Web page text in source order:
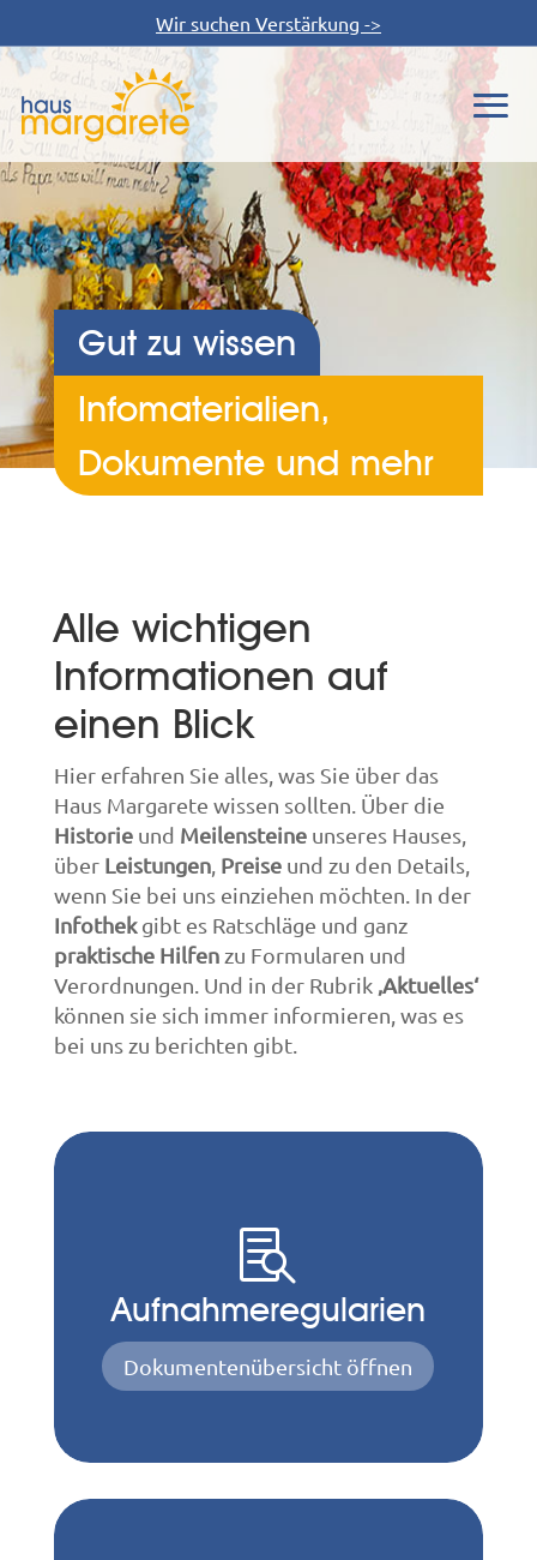
Wir suchen Verstärkung ->
Gut zu wissen
Infomaterialien,
Dokumente und mehr
Alle wichtigen
Informationen auf
einen Blick
Hier erfahren Sie alles, was Sie über das
Haus Margarete wissen sollten. Über die
Historieund Meilensteineunseres Hauses,
über Leistungen, Preiseund zu den Details,
wenn Sie bei uns einziehen möchten. In der
Infothekgibt es Ratschläge und ganz
praktische Hilfenzu Formularen und
Verordnungen. Und in der Rubrik ‚Aktuelles‘
können sie sich immer informieren, was es
bei uns zu berichten gibt.

Aufnahmeregularien
Dokumentenübersicht öffnen